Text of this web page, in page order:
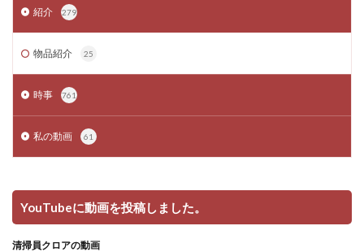
紹介 279
物品紹介 25
時事 761
私の動画 61
YouTubeに動画を投稿しました。
清掃員クロアの動画